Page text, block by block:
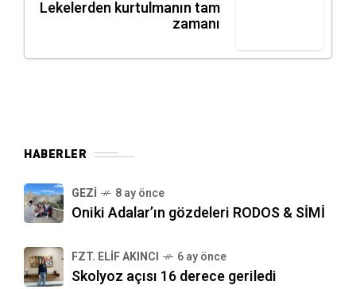
Lekelerden kurtulmanın tam
zamanı
HABERLER
GEZI 8 ay önce
Oniki Adalar’ın gözdeleri RODOS & SİMİ
FZT. ELIF AKINCI 6 ay önce
Skolyoz açısı 16 derece geriledi